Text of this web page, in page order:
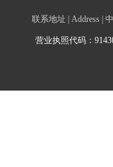
联系地址 | Address |
营业执照代码：